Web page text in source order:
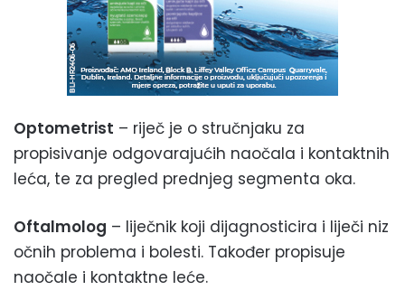
Optometrist – riječ je o stručnjaku za
propisivanje odgovarajućih naočala i kontaktnih
leća, te za pregled prednjeg segmenta oka.
Oftalmolog – liječnik koji dijagnosticira i liječi niz
očnih problema i bolesti. Također propisuje
naočale i kontaktne leće.